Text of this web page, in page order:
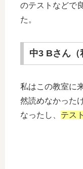
のテストなどで
た。
中3 Bさん（
私はこの教室に
然読めなかった
なったし、 テス